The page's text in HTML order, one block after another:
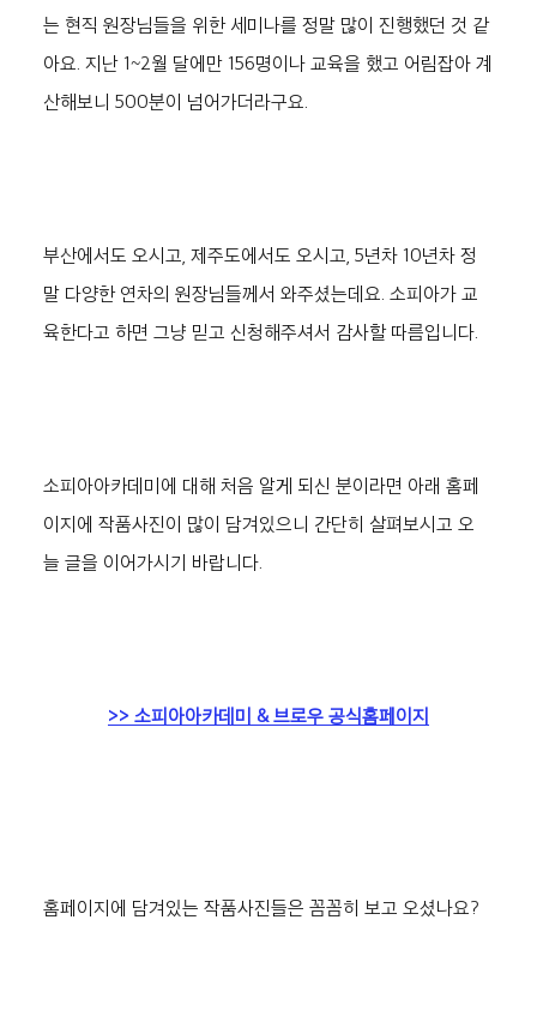
는 현직 원장님들을 위한 세미나를 정말 많이 진행했던 것 같
아요. 지난 1~2월 달에만 156명이나 교육을 했고 어림잡아 계
산해보니 500분이 넘어가더라구요.
부산에서도 오시고, 제주도에서도 오시고, 5년차 10년차 정
말 다양한 연차의 원장님들께서 와주셨는데요. 소피아가 교
육한다고 하면 그냥 믿고 신청해주셔서 감사할 따름입니다.
소피아아카데미에 대해 처음 알게 되신 분이라면 아래 홈페
이지에 작품사진이 많이 담겨있으니 간단히 살펴보시고 오
늘 글을 이어가시기 바랍니다.
>> 소피아아카데미 & 브로우 공식홈페이지
홈페이지에 담겨있는 작품사진들은 꼼꼼히 보고 오셨나요?